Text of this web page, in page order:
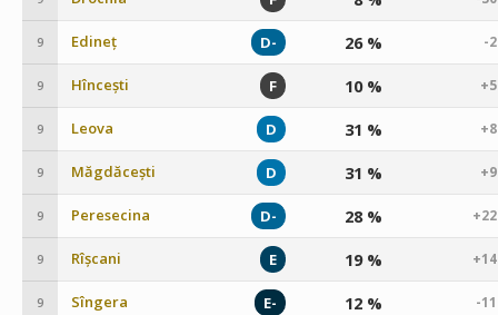
9 Edineț D- 26 % -
9 Hîncești F 10 %
9 Leova D 31 %
9 Măgdăcești D 31 %
9 Peresecina D- 28 %
9 Rîșcani E 19 %
9 Sîngera E- 12 % -